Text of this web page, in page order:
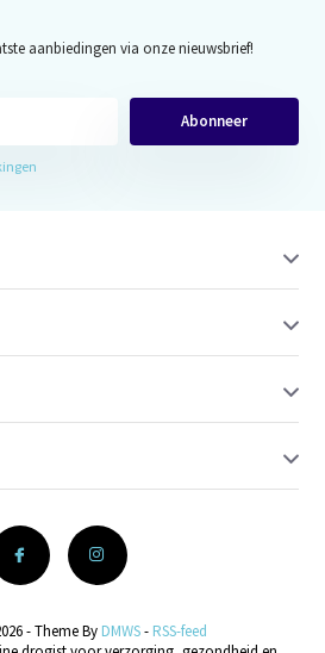
aanbiedingen via onze nieuwsbrief!
Abonneer
- Theme By DMWS- RSS-feed